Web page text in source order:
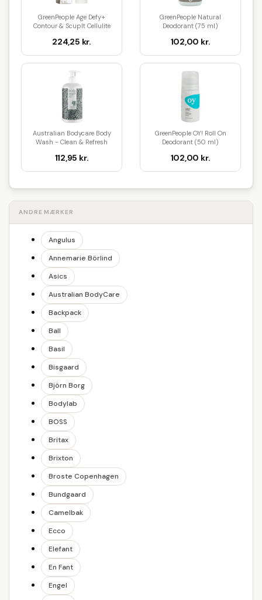
GreenPeople Age Defy+
Contour & Scuplt Cellulite
224,25 kr.
GreenPeople Natural
Deodorant (75 ml)
102,00 kr.
Australian Bodycare Body
Wash - Clean & Refresh
112,95 kr.
GreenPeople OY! Roll On
Deodorant (50 ml)
102,00 kr.
ANDRE MÆRKER
Angulus
Annemarie Börlind
Asics
Australian BodyCare
Backpack
Ball
Basil
Bisgaard
Björn Borg
Bodylab
BOSS
Britax
Brixton
Broste Copenhagen
Bundgaard
Camelbak
Ecco
Elefant
En Fant
Engel